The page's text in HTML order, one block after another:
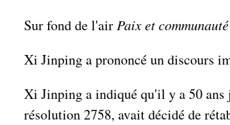
Sur fond de l'air Paix et
Xi Jinping a prononcé un discours
Xi Jinping a indiqué qu'il y a 50 ans
résolution 2758, avait décidé de